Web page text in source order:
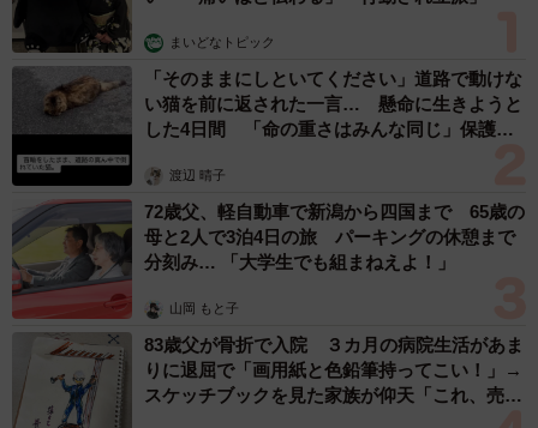
まいどなトピック
「そのままにしといてください」道路で動けな
い猫を前に返された一言… 懸命に生きようと
した4日間 「命の重さはみんな同じ」保護団
渡辺 晴子
72歳父、軽自動車で新潟から四国まで 65歳の
母と2人で3泊4日の旅 パーキングの休憩まで
分刻み… 「大学生でも組まねえよ！」
山岡 もと子
83歳父が骨折で入院 ３カ月の病院生活があま
りに退屈で「画用紙と色鉛筆持ってこい！」→
スケッチブックを見た家族が仰天「これ、売れ